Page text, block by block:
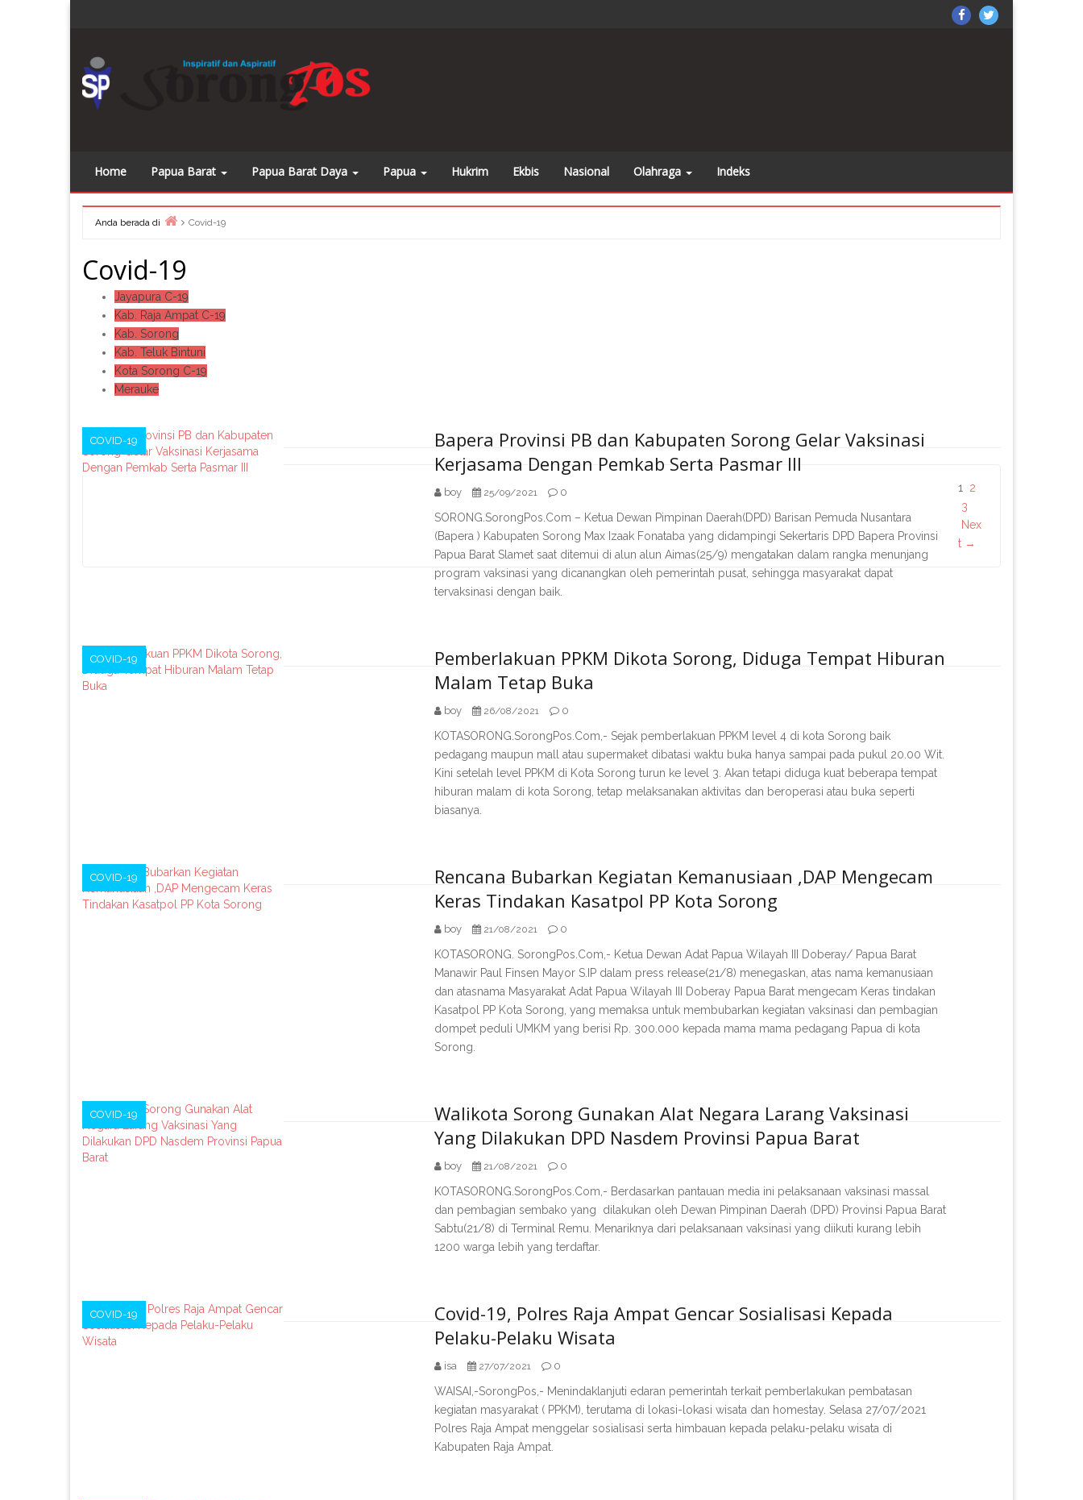
SorongPos
Sorong
Home Papua Barat Papua Barat Daya Papua Hukrim Ekbis Nasional Olahraga Indeks
Anda berada di
Covid-19
Covid-19
Jayapura C-19
Kab. Raja Ampat C-19
Kab. Sorong
Kab. Teluk Bintuni
Kota Sorong C-19
Merauke
COVID-19
Bapera Provinsi PB dan Kabupaten Sorong Gelar Vaksinasi
Kerjasama Dengan Pemkab Serta Pasmar III
boy 25/09/2021 0
SORONG.SorongPos.Com – Ketua Dewan Pimpinan Daerah(DPD) Barisan Pemuda Nusantara
(Bapera ) Kabupaten Sorong Max Izaak Fonataba yang didampingi Sekertaris DPD Bapera Provinsi
Papua Barat Slamet saat ditemui di alun alun Aimas(25/9) mengatakan dalam rangka menunjang
program vaksinasi yang dicanangkan oleh pemerintah pusat, sehingga masyarakat dapat
tervaksinasi dengan baik.
1 2
3
Nex
t →
COVID-19
Pemberlakuan PPKM Dikota Sorong, Diduga Tempat Hiburan
Malam Tetap Buka
boy 26/08/2021 0
KOTASORONG.SorongPos.Com,- Sejak pemberlakuan PPKM level 4 di kota Sorong baik
pedagang maupun mall atau supermaket dibatasi waktu buka hanya sampai pada pukul 20.00 Wit.
Kini setelah level PPKM di Kota Sorong turun ke level 3. Akan tetapi diduga kuat beberapa tempat
hiburan malam di kota Sorong, tetap melaksanakan aktivitas dan beroperasi atau buka seperti
biasanya.
COVID-19
Rencana Bubarkan Kegiatan Kemanusiaan ,DAP Mengecam
Keras Tindakan Kasatpol PP Kota Sorong
boy 21/08/2021 0
KOTASORONG. SorongPos.Com,- Ketua Dewan Adat Papua Wilayah III Doberay/ Papua Barat
Manawir Paul Finsen Mayor S.IP dalam press release(21/8) menegaskan, atas nama kemanusiaan
dan atasnama Masyarakat Adat Papua Wilayah III Doberay Papua Barat mengecam Keras tindakan
Kasatpol PP Kota Sorong, yang memaksa untuk membubarkan kegiatan vaksinasi dan pembagian
dompet peduli UMKM yang berisi Rp. 300.000 kepada mama mama pedagang Papua di kota
Sorong.
COVID-19
Walikota Sorong Gunakan Alat Negara Larang Vaksinasi
Yang Dilakukan DPD Nasdem Provinsi Papua Barat
boy 21/08/2021 0
KOTASORONG.SorongPos.Com,- Berdasarkan pantauan media ini pelaksanaan vaksinasi massal
dan pembagian sembako yang dilakukan oleh Dewan Pimpinan Daerah (DPD) Provinsi Papua Barat
Sabtu(21/8) di Terminal Remu. Menariknya dari pelaksanaan vaksinasi yang diikuti kurang lebih
1200 warga lebih yang terdaftar.
COVID-19
Covid-19, Polres Raja Ampat Gencar Sosialisasi Kepada
Pelaku-Pelaku Wisata
isa 27/07/2021 0
WAISAI,-SorongPos,- Menindaklanjuti edaran pemerintah terkait pemberlakukan pembatasan
kegiatan masyarakat ( PPKM), terutama di lokasi-lokasi wisata dan homestay. Selasa 27/07/2021
Polres Raja Ampat menggelar sosialisasi serta himbauan kepada pelaku-pelaku wisata di
Kabupaten Raja Ampat.